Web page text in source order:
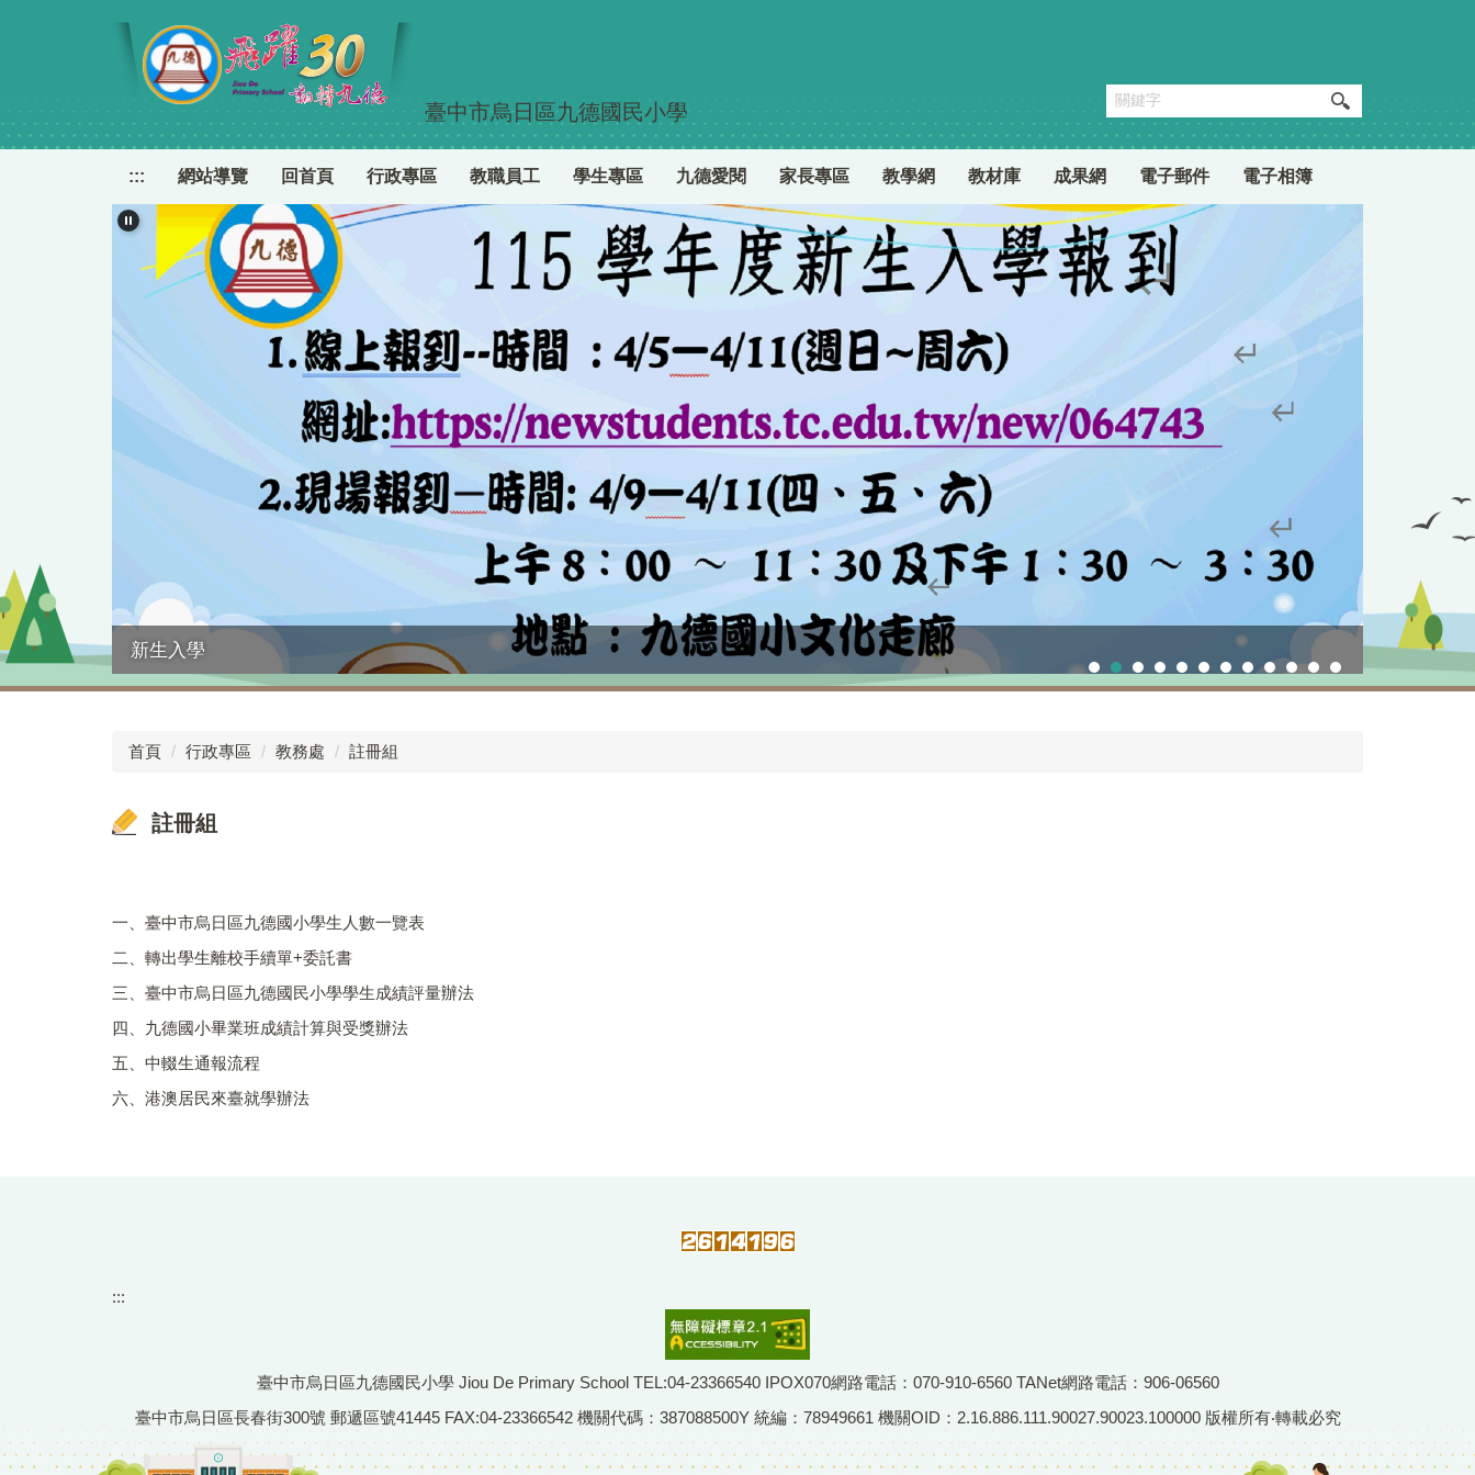
容
臺中市烏日區九德國民小學
::: 網站導覽 回首頁 行政專區 教職員工 學生專區 九德愛閱 家長專區 教學網 教材庫 成果網 電子郵件 電子相簿
新生入學 校慶運動會
首頁 行政專區 教務處 註冊組
註冊組
一、臺中市烏日區九德國小學生人數一覽表
二、轉出學生離校手續單+委託書
三、臺中市烏日區九德國民小學學生成績評量辦法
四、九德國小畢業班成績計算與受獎辦法
五、中輟生通報流程
六、港澳居民來臺就學辦法
:::
臺中市烏日區九德國民小學 Jiou De Primary School TEL:04-23366540 IPOX070網路電話：070-910-6560 TANet網路電話：906-06560
臺中市烏日區長春街300號 郵遞區號41445 FAX:04-23366542 機關代碼：387088500Y 統編：78949661 機關OID：2.16.886.111.90027.90023.100000 版權所有‧轉載必究